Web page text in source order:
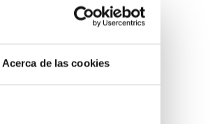
Acerca de las cookies